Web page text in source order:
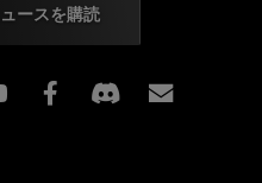
ースを購読
Facebook